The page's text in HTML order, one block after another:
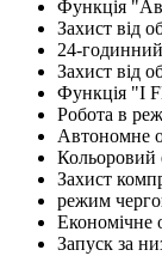
Функція
Захист від
24-
Захист від
Функція "I
Робота в
Автономне
Кольоровий
Захист
режим
Економічне
Запуск за